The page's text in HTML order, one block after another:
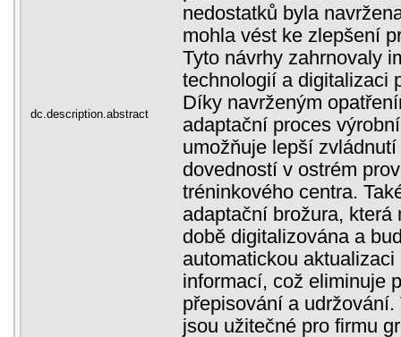
dc.description.abstract
nedostatků byla
mohla vést ke zlepšení
Tyto návrhy zahrnovaly
technologií a digitalizaci
Díky navrženým
adaptační proces
umožňuje lepší
dovedností v ostrém
tréninkového centra.
adaptační brožura, která
době digitalizována a
automatickou
informací, což eliminuje
přepisování a
jsou užitečné pro firmu